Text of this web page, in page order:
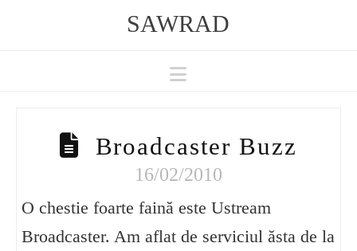
SAWRAD
Navigation
Broadcaster Buzz
16/02/2010
O chestie foarte faină este Ustream
Broadcaster. Am aflat de serviciul ăsta de la